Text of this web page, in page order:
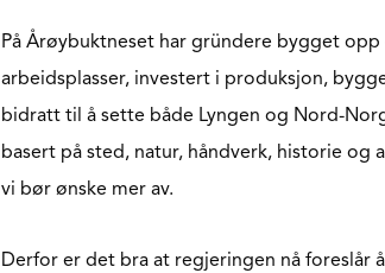
På Årøybuktneset har gründere bygget
arbeidsplasser, investert i produksjon,
bidratt til å sette både Lyngen og Nord-
basert på sted, natur, håndverk, historie
vi bør ønske mer av.
Derfor er det bra at regjeringen nå foreslår